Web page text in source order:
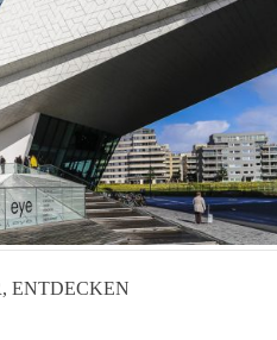
, ENTDECKEN